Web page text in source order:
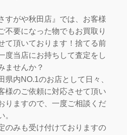
さすがや秋田店』では、お客様
不要になった物でもお買取り
て頂いております！捨てる前
度当店にお持ちして査定をし
ませんか？
県内NO.1のお店として日々、
様のご依頼に対応させて頂い
りますので、一度ご相談くだ
。
のみも受け付けておりますの